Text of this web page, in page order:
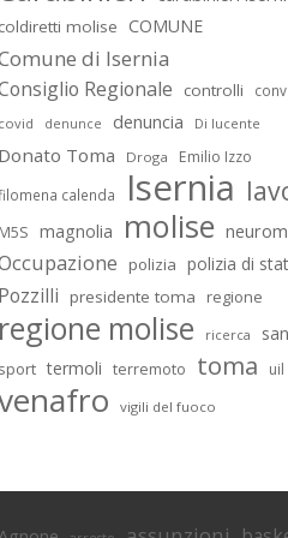
coldiretti molise COMUNE
di Isernia
Regionale controlli
covid denunce denuncia Di lucente
Donato Toma Droga Emilio Izzo
calenda Isernia
M5S magnolia molise
polizia polizia di
Pozzilli presidente toma regione
regione molise ricerca
sport termoli terremoto toma uil
vigili del fuoco